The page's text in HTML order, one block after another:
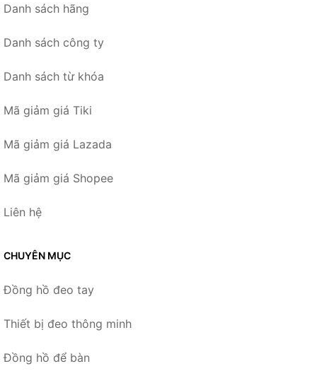
Danh sách hãng
Danh sách công ty
Danh sách từ khóa
Mã giảm giá Tiki
Mã giảm giá Lazada
Mã giảm giá Shopee
Liên hệ
CHUYÊN MỤC
Đồng hồ đeo tay
Thiết bị đeo thông minh
Đồng hồ để bàn